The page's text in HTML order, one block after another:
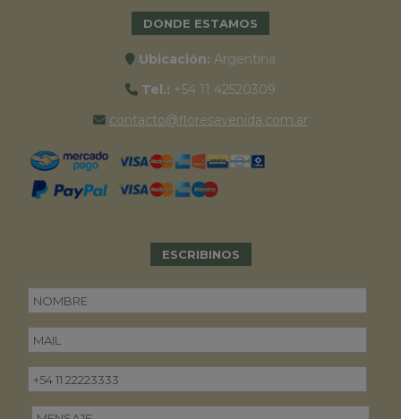
DONDE ESTAMOS
Ubicación: Argentina
Tel.: +54 11 42520309
contacto@floresavenida.com.ar
ESCRIBINOS